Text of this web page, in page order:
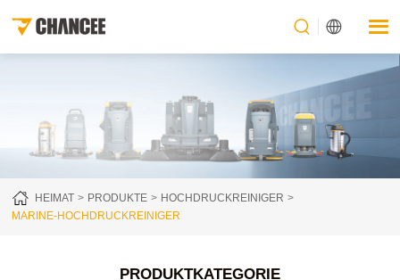
HEIMAT PRODUKTE
HOCHDRUCKREINIGER
MARINE-HOCHDRUCKREINIGER
PRODUKTKATEGORIE